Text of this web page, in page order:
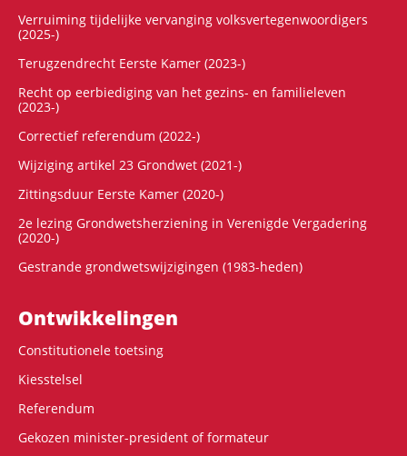
Verruiming tijdelijke vervanging volksvertegenwoordigers
(2025-)
Terugzendrecht Eerste Kamer (2023-)
Recht op eerbiediging van het gezins- en familieleven
(2023-)
Correctief referendum (2022-)
Wijziging artikel 23 Grondwet (2021-)
Zittingsduur Eerste Kamer (2020-)
2e lezing Grondwetsherziening in Verenigde Vergadering
(2020-)
Gestrande grondwetswijzigingen (1983-heden)
Ontwikke­lingen
Constitutionele toetsing
Kiesstelsel
Referendum
Gekozen minister-president of formateur